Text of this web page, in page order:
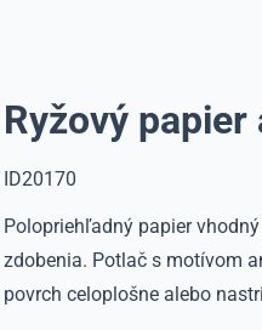
Ryžový papier
ID20170
Polopriehľadný papier
zdobenia. Potlač s motívom
povrch celoplošne alebo